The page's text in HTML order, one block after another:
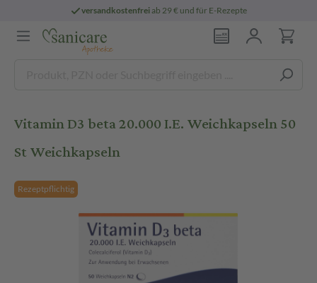
versandkostenfreiab 29 € und für E-Rezepte
Vitamin D3 beta 20.000 I.E. Weichkapseln 50
St Weichkapseln
Rezeptpflichtig